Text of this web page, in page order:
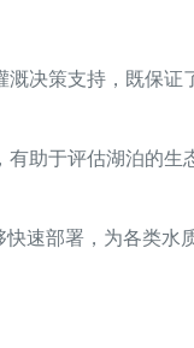
决策支持，既保证
助于评估湖泊的
速部署，为各类水